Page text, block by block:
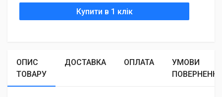
Купити в 1 клік
ОПИС
ТОВАРУ
ДОСТАВКА ОПЛАТА
УМОВИ